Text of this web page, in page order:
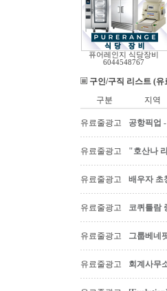
퓨어레인지 식당장비
6044548767
구인/구직 리스트 (
구분
지역
유료줄광고 공항픽업
유료줄광고 "호산나
유료줄광고 배우자 초
유료줄광고 코퀴틀람
유료줄광고 그룹베네
유료줄광고 회계사무